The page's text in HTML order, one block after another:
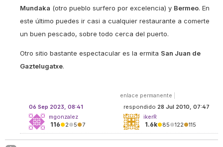
Mundaka (otro pueblo surfero por excelencia) y Bermeo. En
este último puedes ir casi a cualquier restaurante a comerte
un buen pescado, sobre todo cerca del puerto.
Otro sitio bastante espectacular es la ermita San Juan de
Gaztelugatxe.
enlace permanente
respondido 28 Jul 2010, 07:47
ikerR
1.6k●85●122●115
06 Sep 2023, 08:41
mgonzalez
116●2●5●7